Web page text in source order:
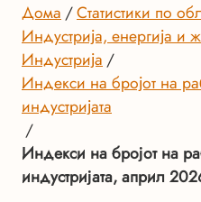
Дома
Статистики по
Индустрија, енергија и
Индустрија
Индекси на бројот на
индустријата
Индекси на бројот на
индустријата, април